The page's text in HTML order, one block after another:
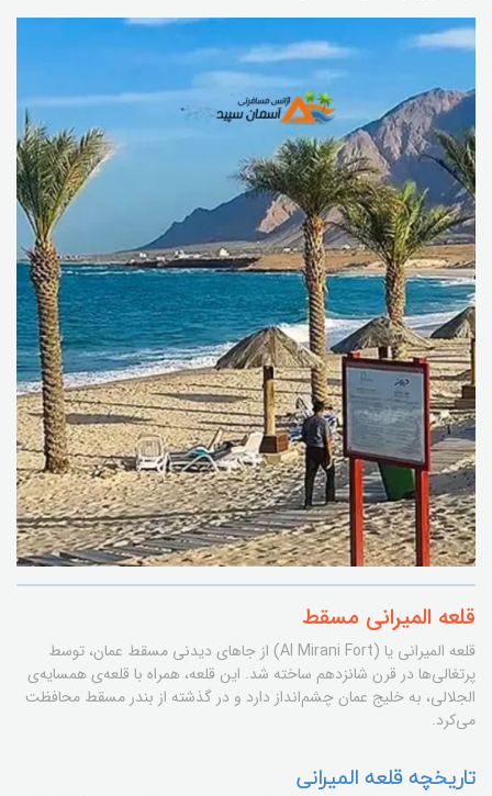
قلعه المیرانی مسقط
قلعه المیرانی یا (Al Mirani Fort) از جاهای دیدنی مسقط عمان، توسط
پرتغالی‌ها در قرن شانزدهم ساخته شد. این قلعه، همراه با قلعه‌ی همسایه‌ی
الجلالی، به خلیج عمان چشم‌انداز دارد و در گذشته از بندر مسقط محافظت
می‌کرد.
تاریخچه قلعه المیرانی